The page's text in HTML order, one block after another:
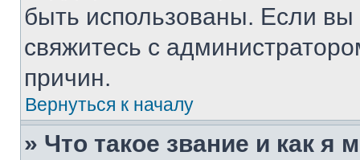
быть использованы. Если
свяжитесь с
причин.
Вернуться к началу
» Что такое звание и как я